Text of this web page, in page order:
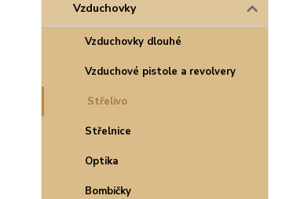
Vzduchovky
Vzduchovky dlouhé
Vzduchové pistole a revolvery
Střelivo
Střelnice
Optika
Bombičky